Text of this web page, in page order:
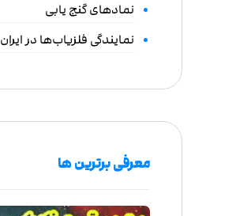
نمادهای گنج یابی
نمایندگی فلزیاب‌ها در ایران
معرفی برترین ها